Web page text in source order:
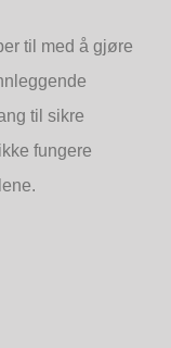
til med å gjøre
til sikre
fungere